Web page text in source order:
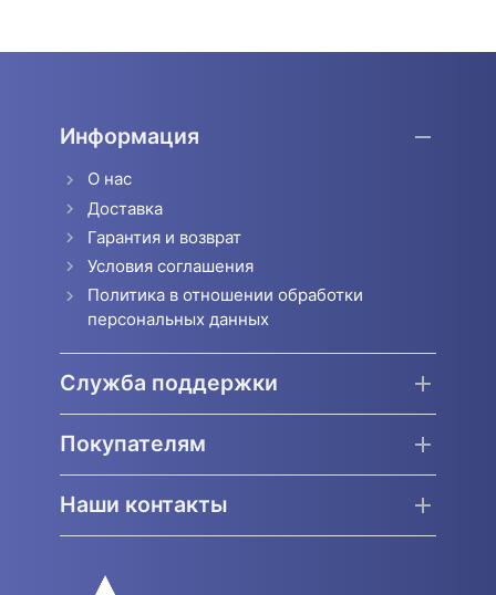
Информация
О нас
Доставка
Гарантия и возврат
Условия соглашения
Политика в отношении обработки
персональных данных
Служба поддержки
Покупателям
Наши контакты